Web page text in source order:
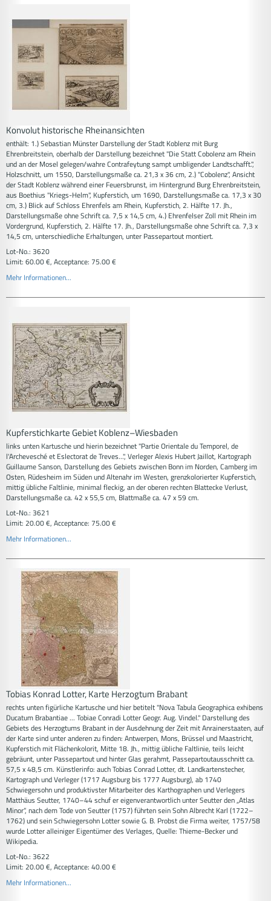
Konvolut historische Rheinansichten
enthält: 1.) Sebastian Münster Darstellung der Stadt Koblenz mit Burg
Ehrenbreitstein, oberhalb der Darstellung bezeichnet "Die Statt Cobolenz am Rhein
und an der Mosel gelegen/wahre Contrafeytung sampt umbligender Landtschafft.",
Holzschnitt, um 1550, Darstellungsmaße ca. 21,3 x 36 cm, 2.) "Cobolenz", Ansicht
der Stadt Koblenz während einer Feuersbrunst, im Hintergrund Burg Ehrenbreitstein,
aus Boethius "Kriegs-Helm", Kupferstich, um 1690, Darstellungsmaße ca. 17,3 x 30
cm, 3.) Blick auf Schloss Ehrenfels am Rhein, Kupferstich, 2. Hälfte 17. Jh.,
Darstellungsmaße ohne Schrift ca. 7,5 x 14,5 cm, 4.) Ehrenfelser Zoll mit Rhein im
Vordergrund, Kupferstich, 2. Hälfte 17. Jh., Darstellungsmaße ohne Schrift ca. 7,3 x
14,5 cm, unterschiedliche Erhaltungen, unter Passepartout montiert.
Lot-No.: 3620
Limit: 60.00 €, Acceptance: 75.00 €
Mehr Informationen...
Kupferstichkarte Gebiet Koblenz–Wiesbaden
links unten Kartusche und hierin bezeichnet "Partie Orientale du Temporel, de
l'Archevesché et Eslectorat de Treves...", Verleger Alexis Hubert Jaillot, Kartograph
Guillaume Sanson, Darstellung des Gebiets zwischen Bonn im Norden, Camberg im
Osten, Rüdesheim im Süden und Altenahr im Westen, grenzkolorierter Kupferstich,
mittig übliche Faltlinie, minimal fleckig, an der oberen rechten Blattecke Verlust,
Darstellungsmaße ca. 42 x 55,5 cm, Blattmaße ca. 47 x 59 cm.
Lot-No.: 3621
Limit: 20.00 €, Acceptance: 75.00 €
Mehr Informationen...
Tobias Konrad Lotter, Karte Herzogtum Brabant
rechts unten figürliche Kartusche und hier betitelt "Nova Tabula Geographica exhibens
Ducatum Brabantiae ... Tobiae Conradi Lotter Geogr. Aug. Vindel." Darstellung des
Gebiets des Herzogtums Brabant in der Ausdehnung der Zeit mit Anrainerstaaten, auf
der Karte sind unter anderen zu finden: Antwerpen, Mons, Brüssel und Maastricht,
Kupferstich mit Flächenkolorit, Mitte 18. Jh., mittig übliche Faltlinie, teils leicht
gebräunt, unter Passepartout und hinter Glas gerahmt, Passepartoutausschnitt ca.
57,5 x 48,5 cm. Künstlerinfo: auch Tobias Conrad Lotter, dt. Landkartenstecher,
Kartograph und Verleger (1717 Augsburg bis 1777 Augsburg), ab 1740
Schwiegersohn und produktivster Mitarbeiter des Karthographen und Verlegers
Matthäus Seutter, 1740–44 schuf er eigenverantwortlich unter Seutter den „Atlas
Minor“, nach dem Tode von Seutter (1757) führten sein Sohn Albrecht Karl (1722–
1762) und sein Schwiegersohn Lotter sowie G. B. Probst die Firma weiter, 1757/58
wurde Lotter alleiniger Eigentümer des Verlages, Quelle: Thieme-Becker und
Wikipedia.
Lot-No.: 3622
Limit: 20.00 €, Acceptance: 40.00 €
Mehr Informationen...